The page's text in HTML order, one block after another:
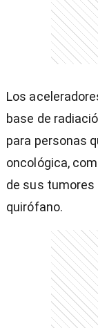
Los
base de
para personas
oncológica,
de sus tumores
quirófano.